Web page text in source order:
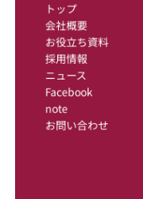
トップ
会社概要
お役立ち資料
採用情報
ニュース
Facebook
note
お問い合わせ